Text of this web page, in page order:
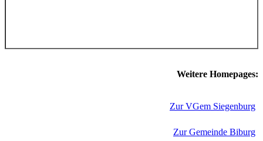
Weitere Homepages:
Zur VGem Siegenburg
Zur Gemeinde Biburg